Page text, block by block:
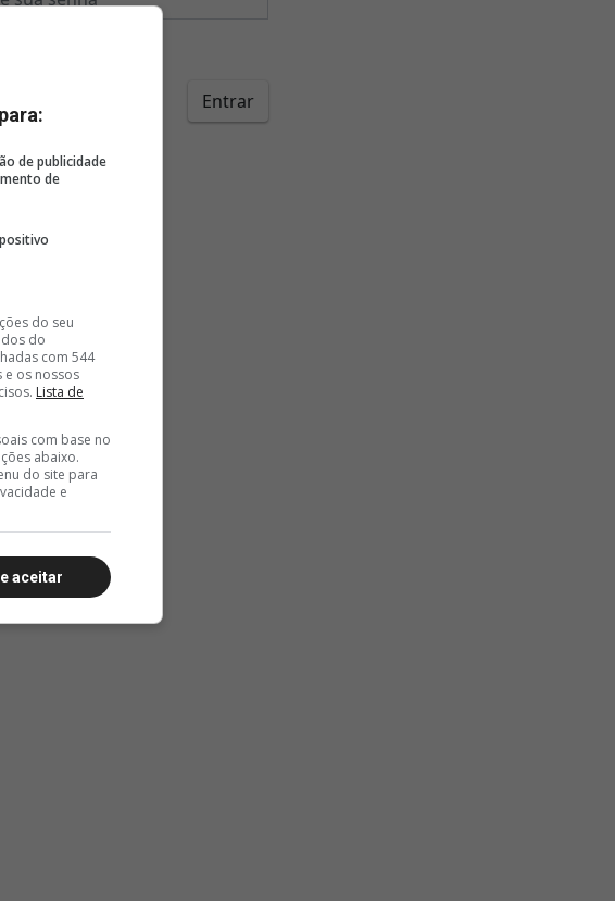
de publicidade
de
do seu
do
com 544
e os nossos
Lista de
com base no
abaixo.
do site para
e
aceitar